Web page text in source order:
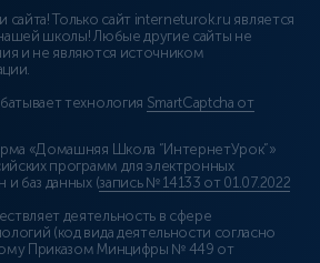
Только сайт interneturok.ru является
школы! Любые другие сайты не
и не являются источником
технология SmartCaptcha от
«Домашняя Школа “ИнтернетУрок”»
программ для электронных
баз данных (запись № 14133 от 01.07.2022
деятельность в сфере
(код вида деятельности согласно
Приказом Минцифры № 449 от